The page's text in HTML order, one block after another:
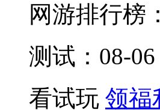
网游排行榜：
测试：08-
看试玩 领福